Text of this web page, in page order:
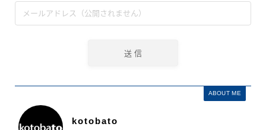
ABOUT ME
kotobato